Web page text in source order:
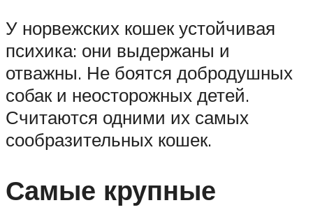
У норвежских кошек устойчивая
психика: они выдержаны и
отважны. Не боятся добродушных
собак и неосторожных детей.
Считаются одними их самых
сообразительных кошек.
Самые крупные